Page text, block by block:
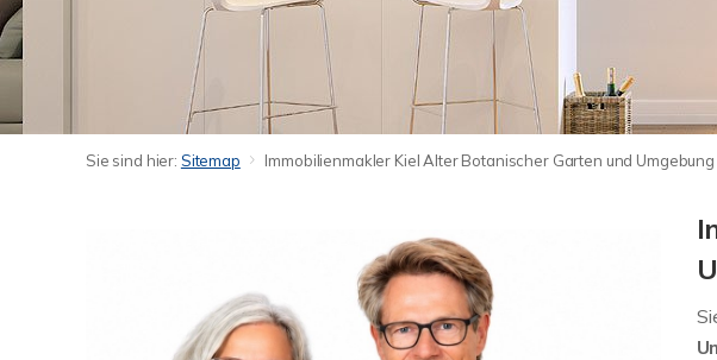
Sie sind hier: Sitemap Immobilienmakler Kiel Alter Botanischer Garten und Umgebung